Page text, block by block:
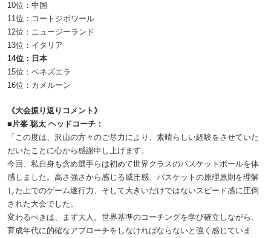
10位：中国
11位：コートジボワール
12位：ニュージーランド
13位：イタリア
14位：日本
15位：ベネズエラ
16位：カメルーン
《大会振り返りコメント》
■片峯 聡太 ヘッドコーチ：
「この度は、沢山の方々のご尽力により、素晴らしい経験をさせていた
だいたことに心から感謝申し上げます。
今回、私自身も含め選手らは初めて世界クラスのバスケットボールを体
感しました。高さ強さから感じる威圧感、バスケットの原理原則を理解
した上でのゲーム遂行力、そして大きいだけではないスピード感に圧倒
された大会でした。
変わるべきは、まず大人。世界基準のコーチングを学び確立しながら、
育成年代に的確なアプローチをしなければならないと強く感じていま